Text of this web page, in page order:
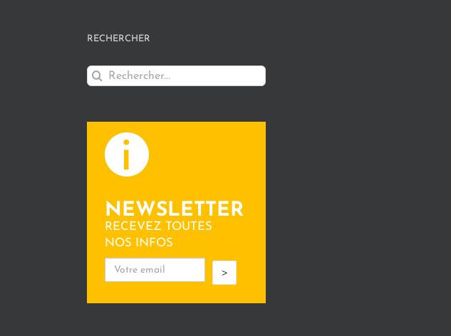
RECHERCHER
Rechercher:
NEWSLETTER
RECEVEZ TOUTES
NOS INFOS
>